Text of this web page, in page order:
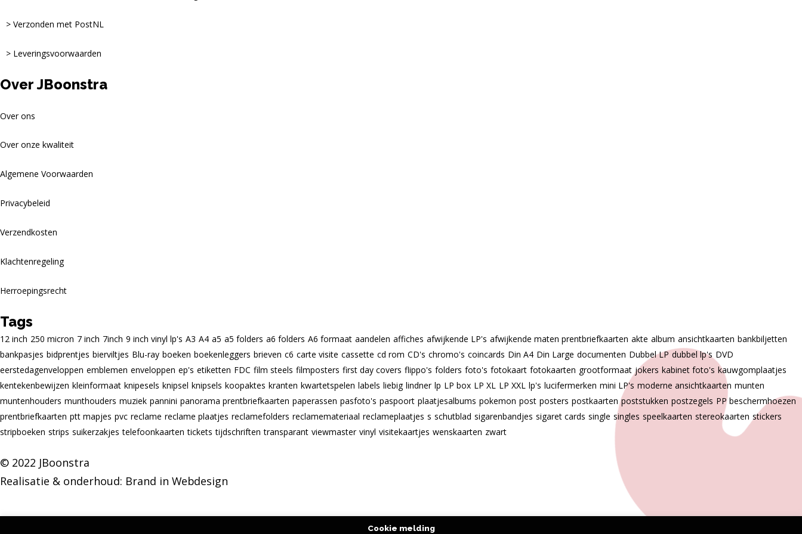
Verzonden met PostNL
Leveringsvoorwaarden
Over JBoonstra
Over ons
Over onze kwaliteit
Algemene Voorwaarden
Privacybeleid
Verzendkosten
Klachtenregeling
Herroepingsrecht
Tags
12 inch 250 micron 7 inch 7inch 9 inch vinyl lp's A3 A4 a5 a5 folders a6 folders A6 formaat aandelen affiches afwijkende LP's afwijkende maten prentbriefkaarten akte album ansichtkaarten bankbiljetten
bankpasjes bidprentjes bierviltjes Blu-ray boeken boekenleggers brieven c6 carte visite cassette cd rom CD's chromo's coincards Din A4 Din Large documenten Dubbel LP dubbel lp's DVD
eerstedagenveloppen emblemen enveloppen ep's etiketten FDC film steels filmposters first day covers flippo's folders foto's fotokaart fotokaarten grootformaat jokers kabinet foto's kauwgomplaatjes
kentekenbewijzen kleinformaat knipesels knipsel knipsels koopaktes kranten kwartetspelen labels liebig lindner lp LP box LP XL LP XXL lp's lucifermerken mini LP's moderne ansichtkaarten munten
muntenhouders munthouders muziek pannini panorama prentbriefkaarten paperassen pasfoto's paspoort plaatjesalbums pokemon post posters postkaarten poststukken postzegels PP beschermhoezen
prentbriefkaarten ptt mapjes pvc reclame reclame plaatjes reclamefolders reclamemateriaal reclameplaatjes s schutblad sigarenbandjes sigaret cards single singles speelkaarten stereokaarten stickers
stripboeken strips suikerzakjes telefoonkaarten tickets tijdschriften transparant viewmaster vinyl visitekaartjes wenskaarten zwart
© 2022 JBoonstra
Realisatie & onderhoud: Brand in Webdesign
Cookie melding